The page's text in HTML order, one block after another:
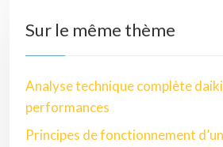
Sur le même thème
Analyse technique complète
performances
Principes de fonctionnement